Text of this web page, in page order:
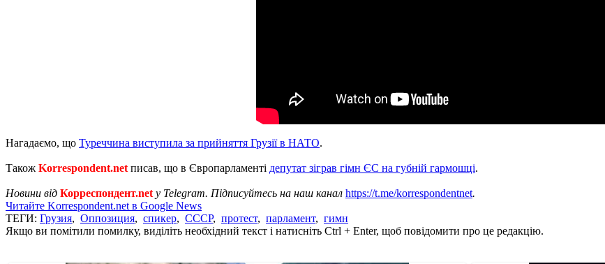
Нагадаємо, що Туреччина виступила за прийняття Грузії в НАТО.
Також Korrespondent.net писав, що в Європарламенті депутат зіграв гімн ЄС на губній гармошці.
Новини від Корреспондент.net у Telegram. Підписуйтесь на наш канал https://t.me/korrespondentnet.
Читайте Korrespondent.net в Google News
ТЕГИ: Грузия, Оппозиция, спикер, СССР, протест, парламент, гимн
Якщо ви помітили помилку, виділіть необхідний текст і натисніть Ctrl + Enter, щоб повідомити про це редакцію.